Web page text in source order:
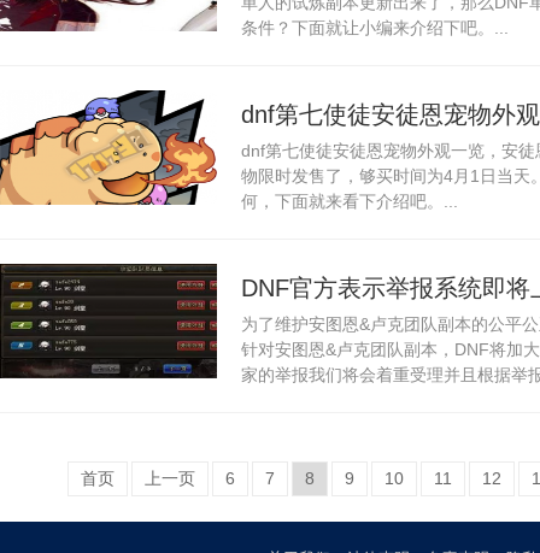
条件？下面就让小编来介绍下吧。...
dnf第七使徒安徒恩宠物外
dnf第七使徒安徒恩宠物外观一览，安
物限时发售了，够买时间为4月1日当天
何，下面就来看下介绍吧。...
DNF官方表示举报系统即
为了维护安图恩&卢克团队副本的公平
针对安图恩&卢克团队副本，DNF将加
家的举报我们将会着重受理并且根据举
首页 上一页 6 7 8 9 10 11 12